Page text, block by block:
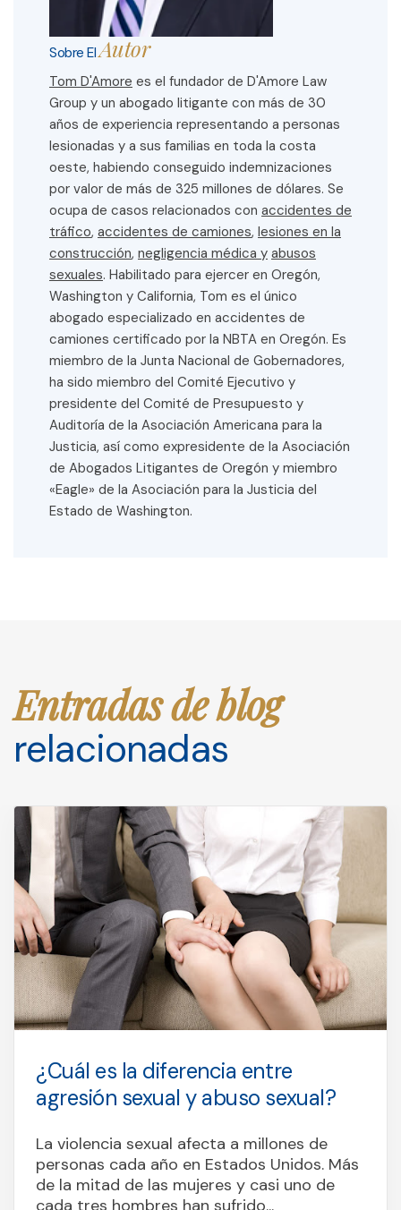
Sobre ElAutor
Tom D'Amore es el fundador de D'Amore Law
Group y un abogado litigante con más de 30
años de experiencia representando a personas
lesionadas y a sus familias en toda la costa
oeste, habiendo conseguido indemnizaciones
por valor de más de 325 millones de dólares. Se
ocupa de casos relacionados con accidentes de
tráfico, accidentes de camiones, lesiones en la
construcción, negligencia médica y abusos
sexuales. Habilitado para ejercer en Oregón,
Washington y California, Tom es el único
abogado especializado en accidentes de
camiones certificado por la NBTA en Oregón. Es
miembro de la Junta Nacional de Gobernadores,
ha sido miembro del Comité Ejecutivo y
presidente del Comité de Presupuesto y
Auditoría de la Asociación Americana para la
Justicia, así como expresidente de la Asociación
de Abogados Litigantes de Oregón y miembro
«Eagle» de la Asociación para la Justicia del
Estado de Washington.
Entradas de blog
relacionadas
¿Cuál es la diferencia entre
agresión sexual y abuso sexual?
La violencia sexual afecta a millones de
personas cada año en Estados Unidos. Más
de la mitad de las mujeres y casi uno de
cada tres hombres han sufrido...